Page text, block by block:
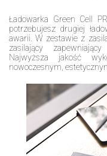
Ładowarka Green Cell
potrzebujesz drugiej
awarii. W zestawie z
zasilający
Najwyższa jakość
nowoczesnym,